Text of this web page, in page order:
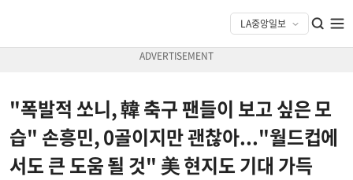
"폭발적 쏘니, 韓 축구 팬들이 보고 싶은 모
습" 손흥민, 0골이지만 괜찮아..."월드컵에
서도 큰 도움 될 것" 美 현지도 기대 가득